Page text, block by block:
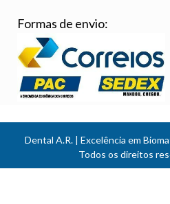
Formas de envio:
Dental A.R. | Excelência em
Todos os direitos